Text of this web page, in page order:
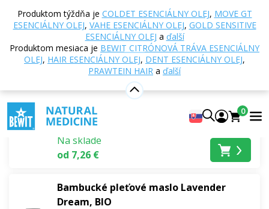
Produktom týždňa je COLDET ESENCIÁLNY OLEJ, MOVE GT
ESENCIÁLNY OLEJ, VAHE ESENCIÁLNY OLEJ, GOLD SENSITIVE
ESENCIÁLNY OLEJ a ďalší
Produktom mesiaca je BEWIT CITRÓNOVÁ TRÁVA ESENCIÁLNY
OLEJ, HAIR ESENCIÁLNY OLEJ, DENT ESENCIÁLNY OLEJ,
PRAWTEIN HAIR a ďalší
0
Domov E-shop
Novinky
Najpredávanejšie
Bambucké pleťové maslo Quattro Rose
Renewal, BIO
Pleťové krémy
Na sklade
od 7,26 €
Bambucké pleťové maslo Lavender
Dream, BIO